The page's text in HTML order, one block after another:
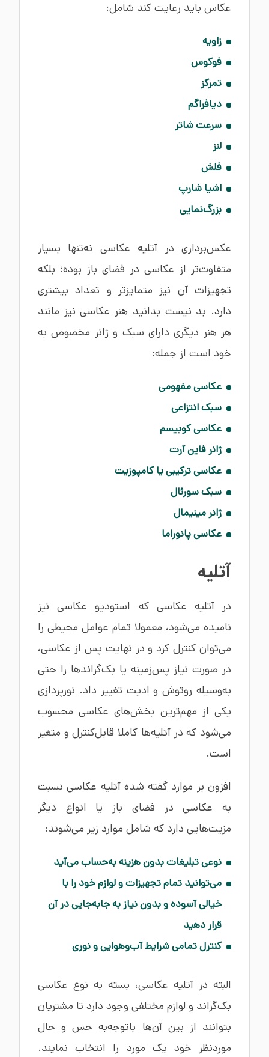
عکاس باید رعایت کند شامل:
زاویه
فوکوس
تمرکز
دیافراگم
سرعت شاتر
لنز
فلش
اشیا شارپ
بزرگ‌نمایی
عکس‌برداری در آتلیه عکاسی نه‌تنها بسیار
متفاوت‌تر از عکاسی در فضای باز بوده؛ بلکه
تجهیزات آن نیز متمایزتر و تعداد بیشتری
دارد. بد نیست بدانید هنر عکاسی نیز مانند
هر هنر دیگری دارای سبک و ژانر مخصوص به
خود است از جمله:
عکاسی مفهومی
سبک انتزاعی
عکاسی کوبیسم
ژانر فاین آرت
عکاسی ترکیبی یا کامپوزیت
سبک سورئال
ژانر مینیمال
عکاسی پانوراما
آتلیه
در آتلیه عکاسی که استودیو عکاسی نیز
نامیده می‌شود، معمولا تمام عوامل محیطی را
می‌توان کنترل کرد و در نهایت پس از عکاسی،
در صورت نیاز پس‌زمینه یا بک‌گراندها را حتی
به‌وسیله روتوش و ادیت تغییر داد. نورپردازی
یکی از مهم‌ترین بخش‌های عکاسی محسوب
می‌شود که در آتلیه‌ها کاملا قابل‌کنترل و متغیر
است.
افزون بر موارد گفته شده آتلیه عکاسی نسبت
به عکاسی در فضای باز یا انواع دیگر
مزیت‌هایی دارد که شامل موارد زیر می‌شوند:
نوعی تبلیغات بدون هزینه به‌حساب می‌آید
می‌توانید تمام تجهیزات و لوازم خود را با
خیالی آسوده و بدون نیاز به جابه‌جایی در آن
قرار دهید
کنترل تمامی شرایط آب‌وهوایی و نوری
البته در آتلیه عکاسی، بسته به نوع عکاسی
بک‌گراند و لوازم مختلفی وجود دارد تا مشتریان
بتوانند از بین آن‌ها باتوجه‌به حس و حال
موردنظر خود یک مورد را انتخاب نمایند.